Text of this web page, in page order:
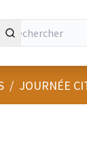
/ JOURNÉE